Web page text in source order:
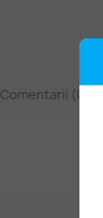
Comentarii (0)